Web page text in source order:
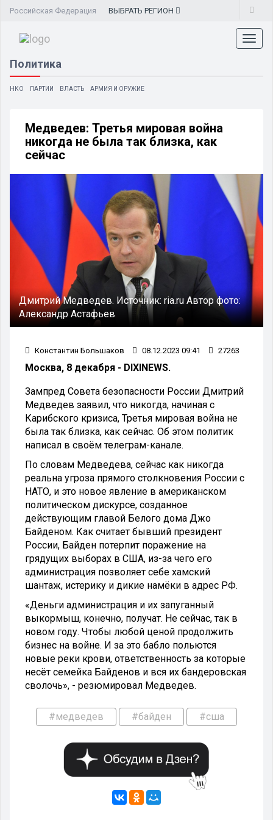
Российская Федерация ВЫБРАТЬ РЕГИОН
Политика
НКО ПАРТИИ ВЛАСТЬ АРМИЯ И ОРУЖИЕ
Медведев: Третья мировая война
никогда не была так близка, как
сейчас
Дмитрий Медведев. Источник: ria.ru Автор фото:
Александр Астафьев
Константин Большаков 08.12.2023 09:41 27263
Москва, 8 декабря - DIXINEWS.
Зампред Совета безопасности России Дмитрий
Медведев заявил, что никогда, начиная с
Карибского кризиса, Третья мировая война не
была так близка, как сейчас. Об этом политик
написал в своём телеграм-канале.
По словам Медведева, сейчас как никогда
реальна угроза прямого столкновения России с
НАТО, и это новое явление в американском
политическом дискурсе, созданное
действующим главой Белого дома Джо
Байденом. Как считает бывший президент
России, Байден потерпит поражение на
грядущих выборах в США, из-за чего его
администрация позволяет себе хамский
шантаж, истерику и дикие намёки в адрес РФ.
«Деньги администрация и их запуганный
выкормыш, конечно, получат. Не сейчас, так в
новом году. Чтобы любой ценой продолжить
бизнес на войне. И за это бабло польются
новые реки крови, ответственность за которые
несёт семейка Байденов и вся их бандеровская
сволочь», - резюмировал Медведев.
#медведев #байден #сша